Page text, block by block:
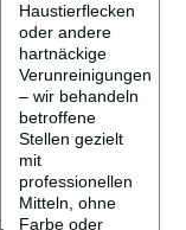
Haustierflecken
oder andere
hartnäckige
Verunreinigungen
– wir behandeln
betroffene
Stellen gezielt
mit
professionellen
Mitteln, ohne
Farbe oder